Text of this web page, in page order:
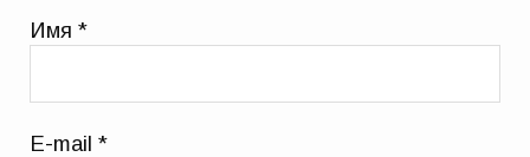
Имя*
E-mail*